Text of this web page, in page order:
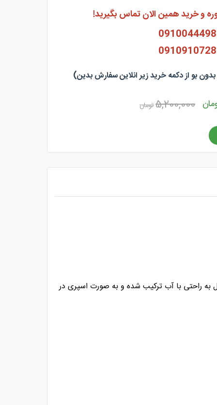
و خرید همین الان تماس بگیرید!
5,200,000تومان
راحتی با آب ترکیب شده و به صورت اسپری در